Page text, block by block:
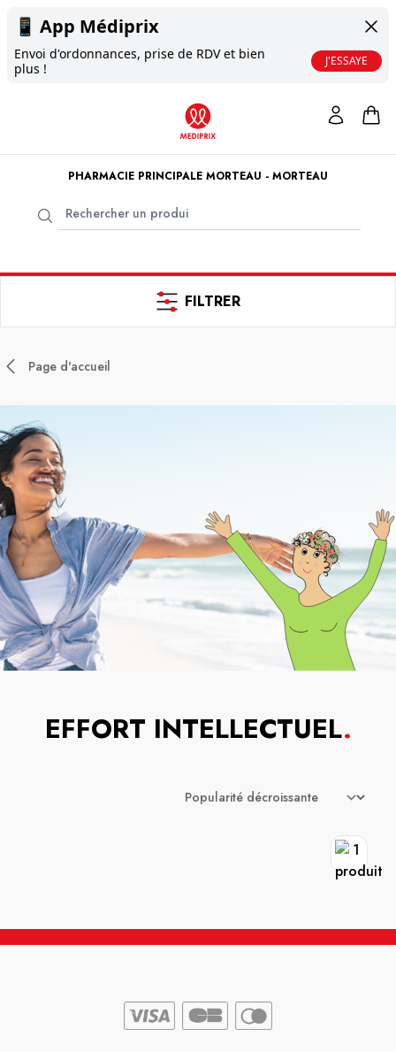
📱 App Médiprix
Envoi d'ordonnances, prise de RDV et bien
plus !
J'ESSAYE
PHARMACIE PRINCIPALE MORTEAU - MORTEAU
FILTRER
Page d'accueil
EFFORT INTELLECTUEL.